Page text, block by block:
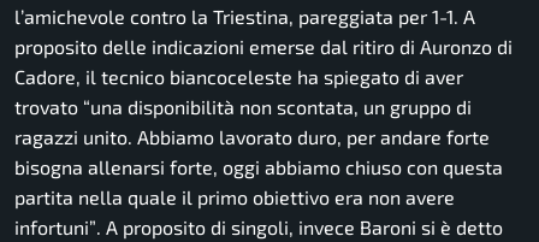
l’amichevole contro la Triestina, pareggiata per 1-1. A
proposito delle indicazioni emerse dal ritiro di Auronzo di
Cadore, il tecnico biancoceleste ha spiegato di aver
trovato “una disponibilità non scontata, un gruppo di
ragazzi unito. Abbiamo lavorato duro, per andare forte
bisogna allenarsi forte, oggi abbiamo chiuso con questa
partita nella quale il primo obiettivo era non avere
infortuni”. A proposito di singoli, invece Baroni si è detto